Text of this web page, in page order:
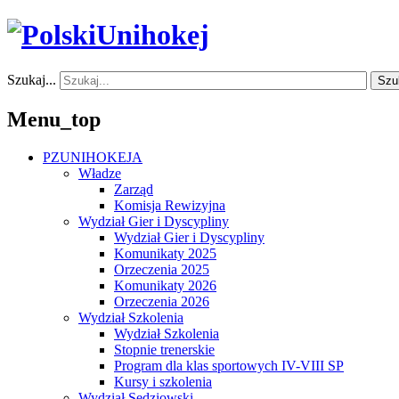
Szukaj...
Menu_top
PZUNIHOKEJA
Władze
Zarząd
Komisja Rewizyjna
Wydział Gier i Dyscypliny
Wydział Gier i Dyscypliny
Komunikaty 2025
Orzeczenia 2025
Komunikaty 2026
Orzeczenia 2026
Wydział Szkolenia
Wydział Szkolenia
Stopnie trenerskie
Program dla klas sportowych IV-VIII SP
Kursy i szkolenia